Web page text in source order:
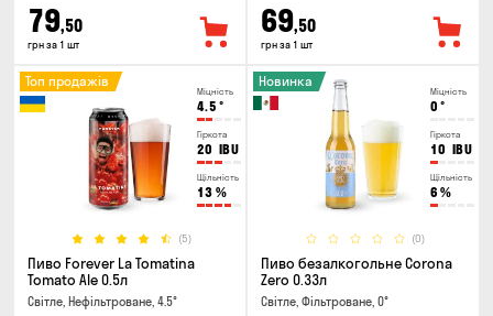
79,50
грн за 1 шт
69,50
грн за 1 шт
Міцність
4.5 °
Гіркота
20 IBU
Щільність
13 %
(5)
Топ продажів
Пиво Forever La Tomatina
Tomato Ale 0.5л
Світле, Нефільтроване, 4.5°
Міцність
0 °
Гіркота
10 IBU
Щільність
6 %
(0)
Новинка
Пиво безалкогольне Corona
Zero 0.33л
Світле, Фільтроване, 0°